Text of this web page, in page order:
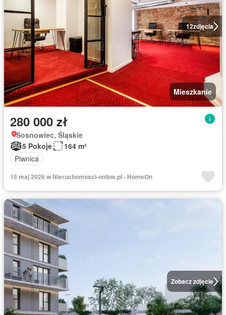
12zdjęcia
Mieszkanie
280 000 zł
Sosnowiec, Śląskie
5 Pokoje
164 m²
Piwnica
15 maj 2026 w Nieruchomosci-online.pl - HomeOn
Zobacz zdjęcie